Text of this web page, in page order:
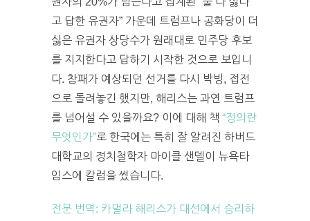
고 답한 유권자” 가운데 트럼프나 공화당이 더
싫은 유권자 상당수가 원래대로 민주당 후보
를 지지한다고 답하기 시작한 것으로 보입니
다. 참패가 예상되던 선거를 다시 박빙, 접전
으로 돌려놓긴 했지만, 해리스는 과연 트럼프
를 넘어설 수 있을까요? 이에 대해 책 “정의란
무엇인가”로 한국에는 특히 잘 알려진 하버드
대학교의 정치철학자 마이클 샌델이 뉴욕타
임스에 칼럼을 썼습니다.
전문 번역: 카멀라 해리스가 대선에서 승리하